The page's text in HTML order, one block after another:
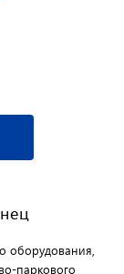
оборудования,
паркового